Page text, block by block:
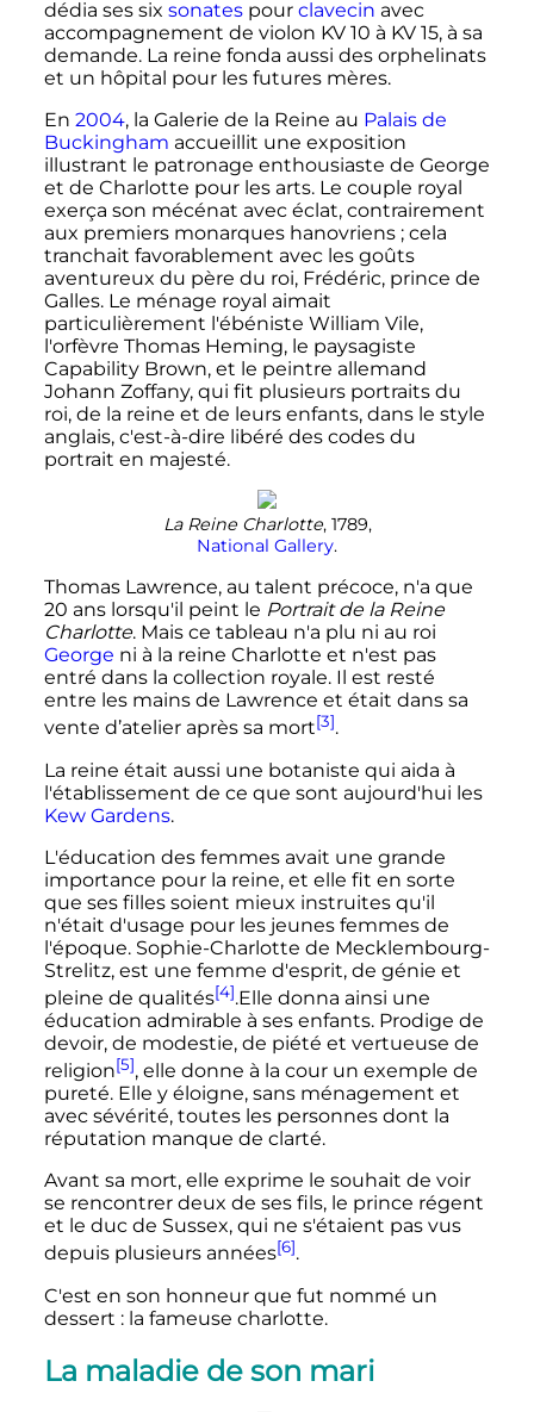
dédia ses six sonatespour clavecin avec
accompagnement de violon KV 10 à KV 15, à sa
demande. La reine fonda aussi des orphelinats
et un hôpital pour les futures mères.
En 2004, la Galerie de la Reine au Palais de
Buckingham accueillit une exposition
illustrant le patronage enthousiaste de George
et de Charlotte pour les arts. Le couple royal
exerça son mécénat avec éclat, contrairement
aux premiers monarques hanovriens ; cela
tranchait favorablement avec les goûts
aventureux du père du roi, Frédéric, prince de
Galles. Le ménage royal aimait
particulièrement l'ébéniste William Vile,
l'orfèvre Thomas Heming, le paysagiste
Capability Brown, et le peintre allemand
Johann Zoffany, qui fit plusieurs portraits du
roi, de la reine et de leurs enfants, dans le style
anglais, c'est-à-dire libéré des codes du
portrait en majesté.
La Reine Charlotte, 1789,
National Gallery.
Thomas Lawrence, au talent précoce, n'a que
20 ans lorsqu'il peint le Portrait de la Reine
Charlotte. Mais ce tableau n'a plu ni au roi
George ni à la reine Charlotte et n'est pas
entré dans la collection royale. Il est resté
entre les mains de Lawrence et était dans sa
vente d’atelier après sa mort[3].
La reine était aussi une botaniste qui aida à
l'établissement de ce que sont aujourd'hui les
Kew Gardens.
L'éducation des femmes avait une grande
importance pour la reine, et elle fit en sorte
que ses filles soient mieux instruites qu'il
n'était d'usage pour les jeunes femmes de
l'époque. Sophie-Charlotte de Mecklembourg-
Strelitz, est une femme d'esprit, de génie et
pleine de qualités[4].Elle donna ainsi une
éducation admirable à ses enfants. Prodige de
devoir, de modestie, de piété et vertueuse de
religion[5], elle donne à la cour un exemple de
pureté. Elle y éloigne, sans ménagement et
avec sévérité, toutes les personnes dont la
réputation manque de clarté.
Avant sa mort, elle exprime le souhait de voir
se rencontrer deux de ses fils, le prince régent
et le duc de Sussex, qui ne s'étaient pas vus
depuis plusieurs années[6].
C'est en son honneur que fut nommé un
dessert : la fameuse charlotte.
La maladie de son mari